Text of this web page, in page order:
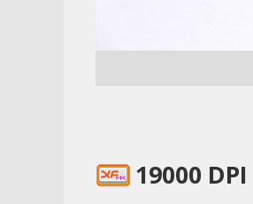
19000